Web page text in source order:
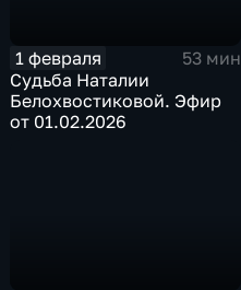
1 февраля
53 мин
Судьба Наталии
Белохвостиковой. Эфир
от 01.02.2026